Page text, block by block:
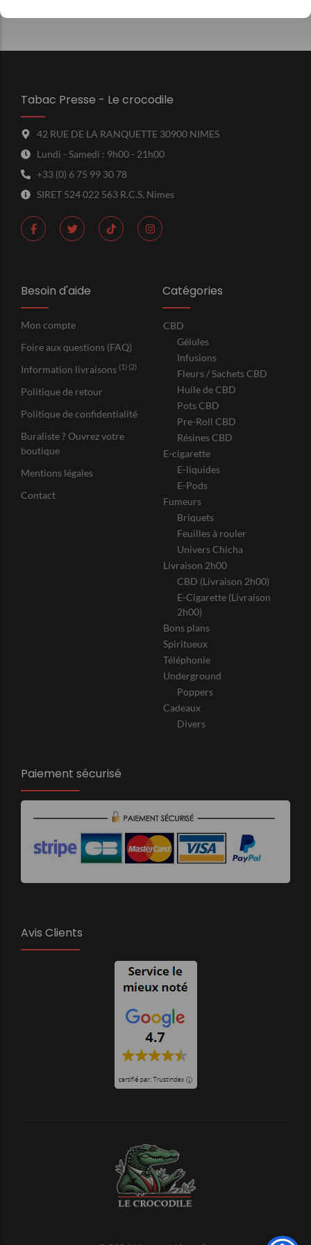
Tabac Presse - Le crocodile
42 RUE DE LA RANQUETTE 30900 NIMES
Lundi - Samedi : 9h00 - 21h00
+33 (0) 6 75 99 30 78
SIRET 524 022 563 R.C.S. Nimes
Besoin d'aide
Mon compte
Foire aux questions (FAQ)
Information livraisons (1) (2)
Politique de retour
Politique de confidentialité
Buraliste ? Ouvrez votre
boutique
Mentions légales
Contact
Catégories
CBD
Gélules
Infusions
Fleurs / Sachets CBD
Huile de CBD
Pots CBD
Pre-Roll CBD
Résines CBD
E-cigarette
E-liquides
E-Pods
Fumeurs
Briquets
Feuilles à rouler
Univers Chicha
Livraison 2h00
CBD (Livraison 2h00)
E-Cigarette (Livraison
2h00)
Bons plans
Spiritueux
Téléphonie
Underground
Poppers
Cadeaux
Divers
Paiement sécurisé
Avis Clients